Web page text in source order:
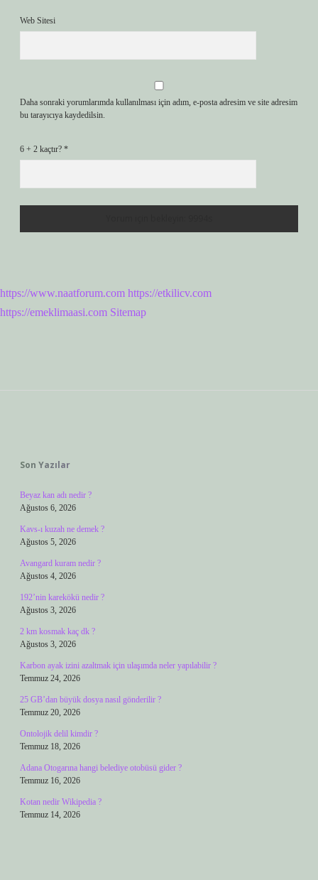
Web Sitesi
Daha sonraki yorumlarımda kullanılması için adım, e-posta adresim ve site adresim
bu tarayıcıya kaydedilsin.
6 + 2 kaçtır? *
https://www.naatforum.com https://etkilicv.com
https://emeklimaasi.com Sitemap
Son Yazılar
Beyaz kan adı nedir ?
Ağustos 6, 2026
Kavs-ı kuzah ne demek ?
Ağustos 5, 2026
Avangard kuram nedir ?
Ağustos 4, 2026
192’nin karekökü nedir ?
Ağustos 3, 2026
2 km kosmak kaç dk ?
Ağustos 3, 2026
Karbon ayak izini azaltmak için ulaşımda neler yapılabilir ?
Temmuz 24, 2026
25 GB’dan büyük dosya nasıl gönderilir ?
Temmuz 20, 2026
Ontolojik delil kimdir ?
Temmuz 18, 2026
Adana Otogarına hangi belediye otobüsü gider ?
Temmuz 16, 2026
Kotan nedir Wikipedia ?
Temmuz 14, 2026